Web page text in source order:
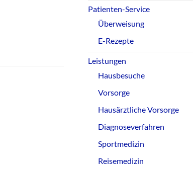
Patienten-Service
Überweisung
E-Rezepte
Leistungen
Hausbesuche
Vorsorge
Hausärztliche Vorsorge
Diagnoseverfahren
Sportmedizin
Reisemedizin